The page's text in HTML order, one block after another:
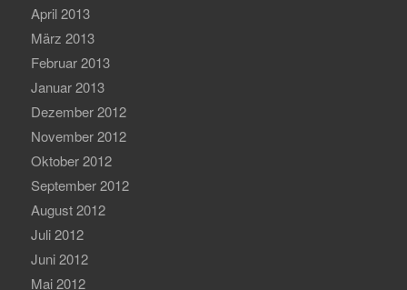
April 2013
März 2013
Februar 2013
Januar 2013
Dezember 2012
November 2012
Oktober 2012
September 2012
August 2012
Juli 2012
Juni 2012
Mai 2012